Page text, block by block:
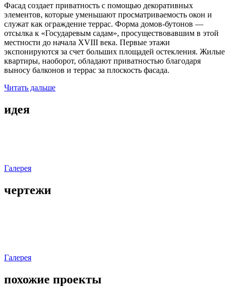
Фасад создает приватность с помощью декоративных
элементов, которые уменьшают просматриваемость окон и
служат как ограждение террас. Форма домов-бутонов —
отсылка к «Государевым садам», просуществовавшим в этой
местности до начала XVIII века. Первые этажи
экспонируются за счет больших площадей остекления. Жилые
квартиры, наоборот, обладают приватностью благодаря
выносу балконов и террас за плоскость фасада.
Читать дальше
идея
Галерея
чертежи
Галерея
похожие проекты